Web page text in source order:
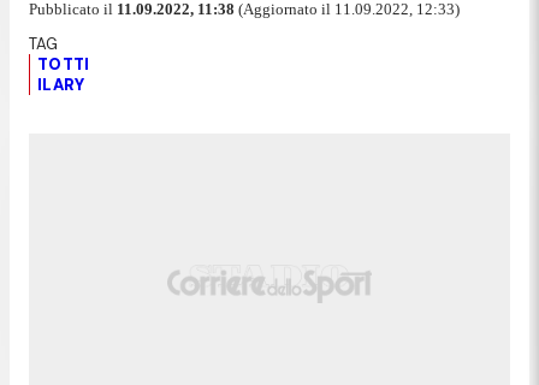
Pubblicato il 11.09.2022, 11:38 (Aggiornato il 11.09.2022, 12:33)
TOTTI
ILARY